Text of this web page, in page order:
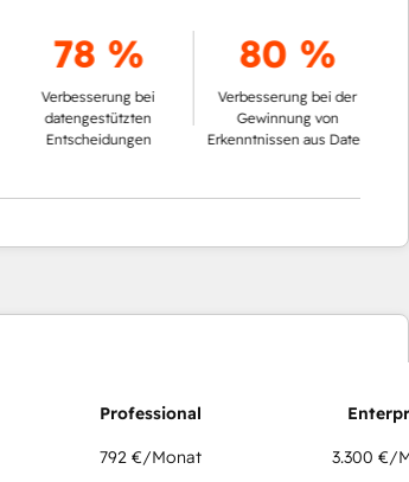
78 %
Verbesserung bei
datengestützten
Entscheidungen
80 %
Verbesserung bei der
Gewinnung von
Erkenntnissen aus Daten
792 €/Monat 3.300 €/